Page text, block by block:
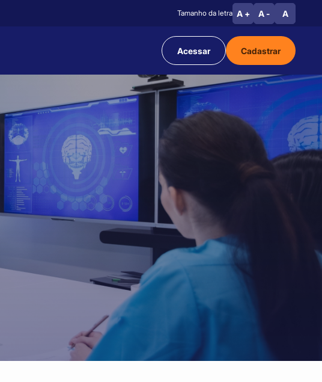
Tamanho da letra A + A - A
Acessar Cadastrar